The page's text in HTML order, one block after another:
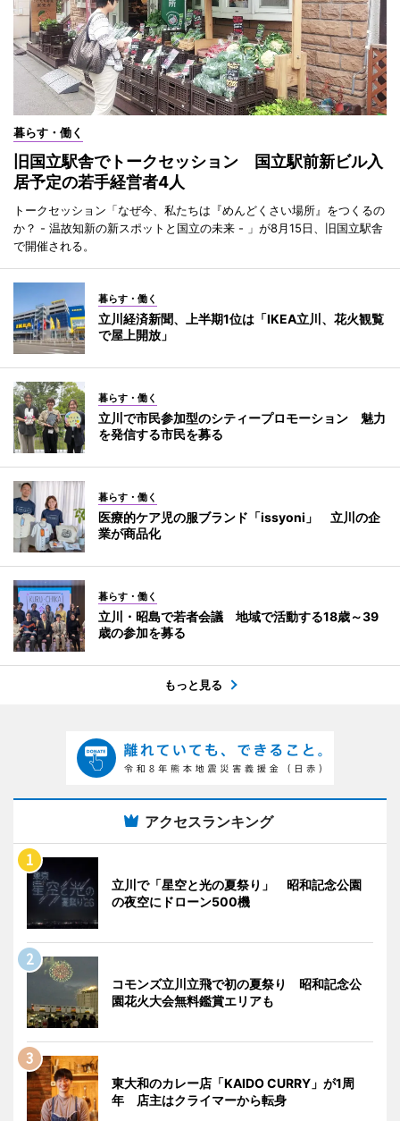
暮らす・働く
旧国立駅舎でトークセッション 国立駅前新ビル入
居予定の若手経営者4人
トークセッション「なぜ今、私たちは『めんどくさい場所』をつくるの
か？ - 温故知新の新スポットと国立の未来 - 」が8月15日、旧国立駅舎
で開催される。
暮らす・働く
立川経済新聞、上半期1位は「IKEA立川、花火観覧
で屋上開放」
暮らす・働く
立川で市民参加型のシティープロモーション 魅力
を発信する市民を募る
暮らす・働く
医療的ケア児の服ブランド「issyoni」 立川の企
業が商品化
暮らす・働く
立川・昭島で若者会議 地域で活動する18歳～39
歳の参加を募る
もっと見る
アクセスランキング
立川で「星空と光の夏祭り」 昭和記念公園
の夜空にドローン500機
コモンズ立川立飛で初の夏祭り 昭和記念公
園花火大会無料鑑賞エリアも
東大和のカレー店「KAIDO CURRY」が1周
年 店主はクライマーから転身